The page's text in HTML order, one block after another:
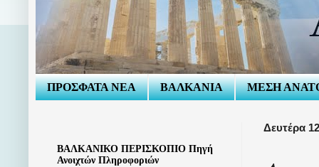
ΠΡΟΣΦΑΤΑ ΝΕΑ ΒΑΛΚΑΝΙΑ ΜΕΣΗ
Δευτέρα
ΒΑΛΚΑΝΙΚΟ ΠΕΡΙΣΚΟΠΙΟ Πηγή
Ανοιχτών Πληροφοριών